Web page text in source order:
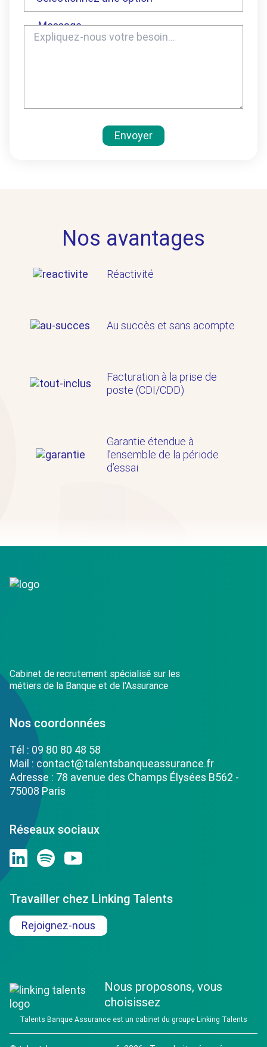
Message
Envoyer
Nos avantages
Réactivité
Au succès et sans acompte
Facturation à la prise de
poste (CDI/CDD)
Garantie étendue à
l’ensemble de la période
d’essai
Cabinet de recrutement spécialisé sur les
métiers de la Banque et de l'Assurance
Nos coordonnées
Tél : 09 80 80 48 58
Mail : contact@talentsbanqueassurance.fr
Adresse : 78 avenue des Champs Élysées B562 -
75008 Paris
Réseaux sociaux
Travailler chez Linking Talents
Rejoignez-nous
Nous proposons, vous
choisissez
Talents Banque Assurance est un cabinet du groupe Linking Talents